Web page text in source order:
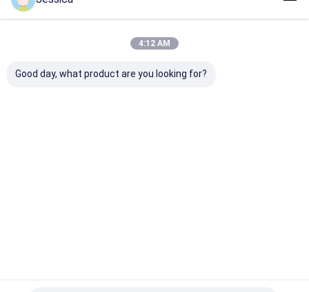
होम
साइटमैप
गोपनीयता नीति
चीन का कारखाना.Copyright © 2026 Changsha
Sollroc Engineering Equipments Co., Ltd. All Rights Reserved.
4:12 AM
Good day, what product are you looking for?